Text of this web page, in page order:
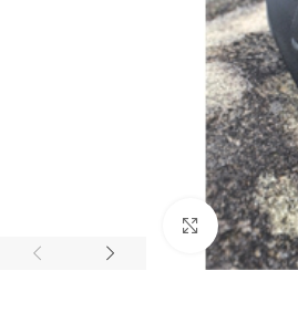
Click to